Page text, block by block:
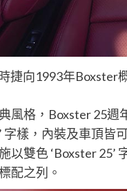
捷向1993年Boxster
風格，Boxster 25週
字樣，內裝及車頂
以雙色 ‘Boxster
配之列。